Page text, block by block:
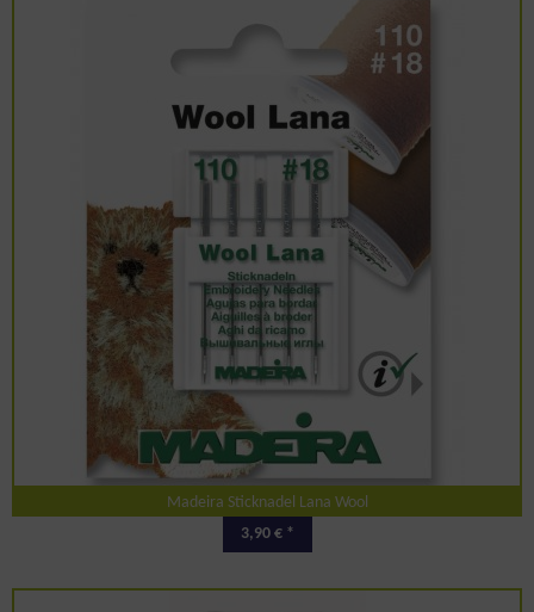
Madeira Sticknadel Lana Wool
3,90 € *